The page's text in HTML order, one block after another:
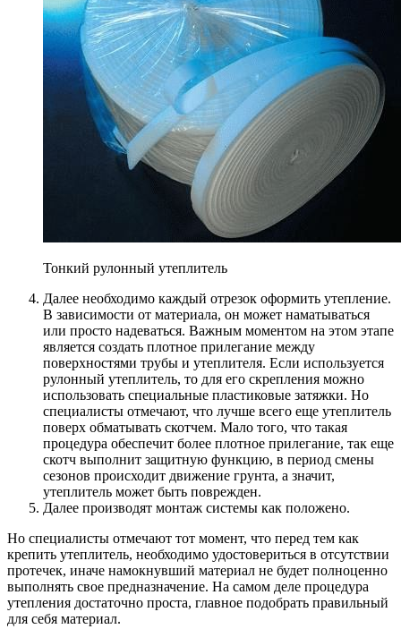
Тонкий рулонный утеплитель
Далее необходимо каждый отрезок оформить утепление.
В зависимости от материала, он может наматываться
или просто надеваться. Важным моментом на этом этапе
является создать плотное прилегание между
поверхностями трубы и утеплителя. Если используется
рулонный утеплитель, то для его скрепления можно
использовать специальные пластиковые затяжки. Но
специалисты отмечают, что лучше всего еще утеплитель
поверх обматывать скотчем. Мало того, что такая
процедура обеспечит более плотное прилегание, так еще
скотч выполнит защитную функцию, в период смены
сезонов происходит движение грунта, а значит,
утеплитель может быть поврежден.
Далее производят монтаж системы как положено.
Но специалисты отмечают тот момент, что перед тем как
крепить утеплитель, необходимо удостовериться в отсутствии
протечек, иначе намокнувший материал не будет полноценно
выполнять свое предназначение. На самом деле процедура
утепления достаточно проста, главное подобрать правильный
для себя материал.